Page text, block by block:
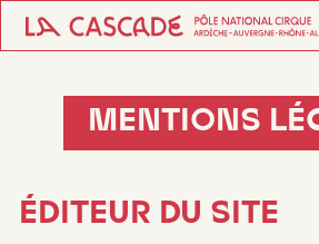
MENTIONS
ÉDITEUR DU SITE